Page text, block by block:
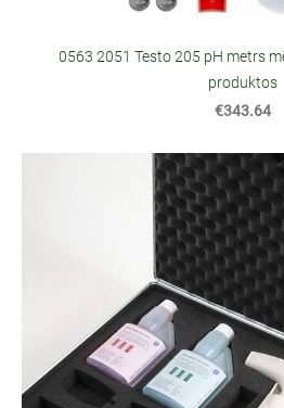
0563 2051 Testo 205 pH metrs
produktos
€343.64